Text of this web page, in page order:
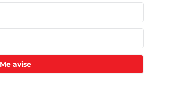
Me avise